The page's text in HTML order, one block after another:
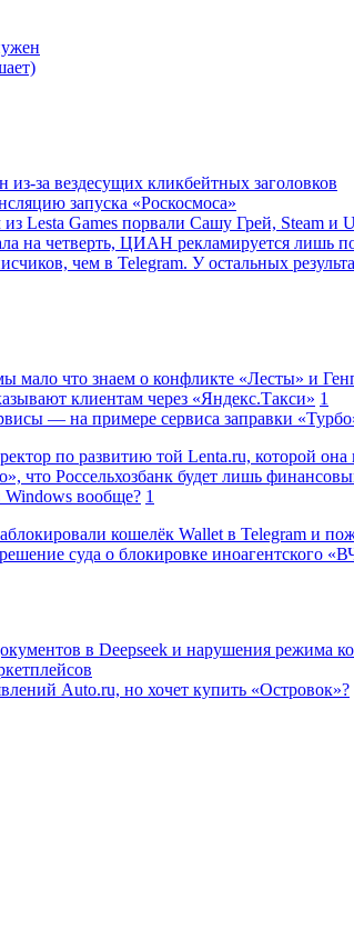
за вездесущих кликбейтных заголовков
запуска «Роскосмоса»
Lesta Games порвали Сашу Грей, Steam и
на четверть, ЦИАН рекламируется лишь
чем в Telegram. У остальных
мало что знаем о конфликте «Лесты» и
клиентам через «Яндекс.Такси» 1
— на примере сервиса заправки
по развитию той Lenta.ru, которой она
что Россельхозбанк будет лишь
вообще? 1
кошелёк Wallet в Telegram и
суда о блокировке иноагентского
в Deepseek и нарушения режима
Auto.ru, но хочет купить «Островок»?